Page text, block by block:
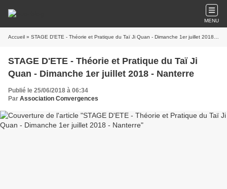
MENU
Accueil » STAGE D'ETE - Théorie et Pratique du Taï Ji Quan - Dimanche 1er juillet 2018 - Nanterre
STAGE D'ETE - Théorie et Pratique du Taï Ji
Quan - Dimanche 1er juillet 2018 - Nanterre
Publié le 25/06/2018 à 06:34
Par Association Convergences